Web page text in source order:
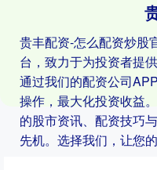
贵丰配资-怎么配资炒股
台，致力于为投资者提
通过我们的配资公司
操作，最大化投资收益
的股市资讯、配资技巧
先机。选择我们，让您